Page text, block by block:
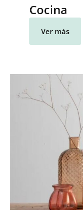
Cocina
Ver más